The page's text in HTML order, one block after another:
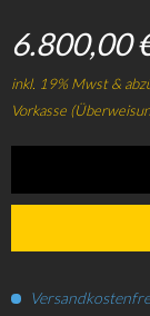
6.800,00
inkl. 19% Mwst &
Vorkasse